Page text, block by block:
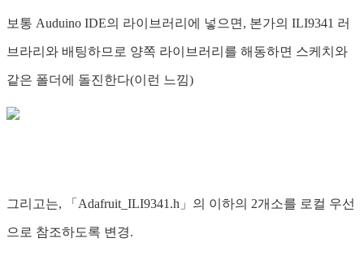
보통 Auduino IDE의 라이브러리에 넣으면, 본가의 ILI9341 러
브라리와 배팅하므로 양쪽 라이브러리를 해동하면 스케치와
같은 폴더에 돌진한다(이런 느낌)
그리고는, 「Adafruit_ILI9341.h」의 이하의 2개소를 로컬 우선
으로 참조하도록 변경.